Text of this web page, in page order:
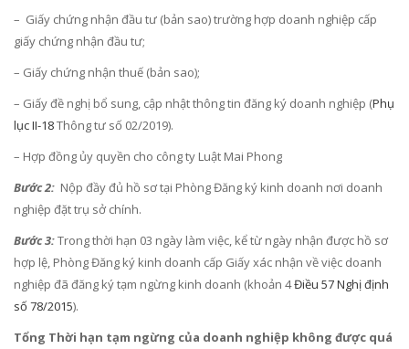
– Giấy chứng nhận đầu tư (bản sao) trường hợp doanh nghiệp cấp
giấy chứng nhận đầu tư;
– Giấy chứng nhận thuế (bản sao);
– Giấy đề nghị bổ sung, cập nhật thông tin đăng ký doanh nghiệp (Phụ
lục II-18Thông tư số 02/2019).
– Hợp đồng ủy quyền cho công ty Luật Mai Phong
Bước 2: Nộp đầy đủ hồ sơ tại Phòng Đăng ký kinh doanh nơi doanh
nghiệp đặt trụ sở chính.
Bước 3:Trong thời hạn 03 ngày làm việc, kể từ ngày nhận được hồ sơ
hợp lệ, Phòng Đăng ký kinh doanh cấp Giấy xác nhận về việc doanh
nghiệp đã đăng ký tạm ngừng kinh doanh (khoản 4Điều 57 Nghị định
số 78/2015).
Tổng Thời hạn tạm ngừng của doanh nghiệp không được quá